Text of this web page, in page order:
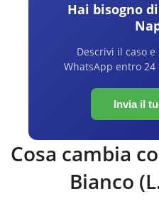
Hai bisogno
Descrivi il caso
WhatsApp entro 24
Invia il
Cosa cambia
Bianco